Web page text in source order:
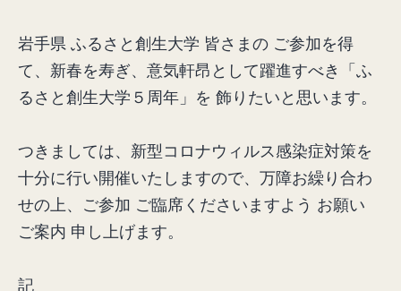
岩手県 ふるさと創生大学 皆さまの ご参加を得
て、新春を寿ぎ、意気軒昂として躍進すべき「ふ
るさと創生大学５周年」を 飾りたいと思います。
つきましては、新型コロナウィルス感染症対策を
十分に行い開催いたしますので、万障お繰り合わ
せの上、ご参加 ご臨席くださいますよう お願い
ご案内 申し上げます。
記